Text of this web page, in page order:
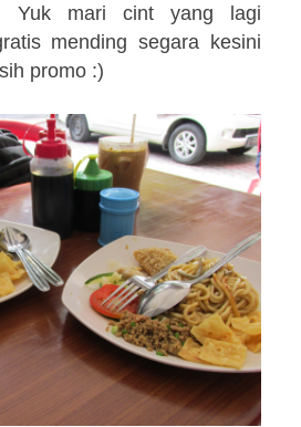
Yuk mari cint yang lagi
mending segara kesini
promo :)